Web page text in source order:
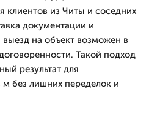
клиентов из Читы и соседних
документации и
выезд на объект возможен в
Такой подход
результат для
м без лишних переделок и